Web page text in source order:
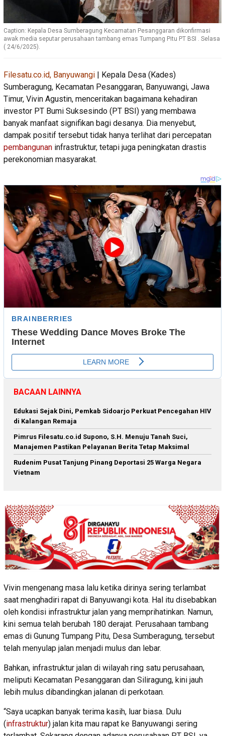
Caption: Kepala Desa Sumberagung Kecamatan Pesanggaran dikonfirmasi
awak media seputar perusahaan tambang emas Tumpang Pitu PT BSI . Selasa
( 24/6/2025).
Filesatu.co.id, Banyuwangi | Kepala Desa (Kades)
Sumberagung, Kecamatan Pesanggaran, Banyuwangi, Jawa
Timur, Vivin Agustin, menceritakan bagaimana kehadiran
investor PT Bumi Suksesindo (PT BSI) yang membawa
banyak manfaat signifikan bagi desanya. Dia menyebut,
dampak positif tersebut tidak hanya terlihat dari percepatan
pembangunan infrastruktur, tetapi juga peningkatan drastis
perekonomian masyarakat.
BACAAN LAINNYA
Edukasi Sejak Dini, Pemkab Sidoarjo Perkuat Pencegahan HIV
di Kalangan Remaja
Pimrus Filesatu.co.id Supono, S.H. Menuju Tanah Suci,
Manajemen Pastikan Pelayanan Berita Tetap Maksimal
Rudenim Pusat Tanjung Pinang Deportasi 25 Warga Negara
Vietnam
Vivin mengenang masa lalu ketika dirinya sering terlambat
saat menghadiri rapat di Banyuwangi kota. Hal itu disebabkan
oleh kondisi infrastruktur jalan yang memprihatinkan. Namun,
kini semua telah berubah 180 derajat. Perusahaan tambang
emas di Gunung Tumpang Pitu, Desa Sumberagung, tersebut
telah menyulap jalan menjadi mulus dan lebar.
Bahkan, infrastruktur jalan di wilayah ring satu perusahaan,
meliputi Kecamatan Pesanggaran dan Siliragung, kini jauh
lebih mulus dibandingkan jalanan di perkotaan.
“Saya ucapkan banyak terima kasih, luar biasa. Dulu
(infrastruktur) jalan kita mau rapat ke Banyuwangi sering